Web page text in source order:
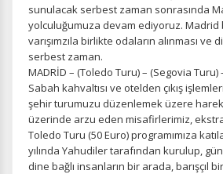
sunulacak serbest zaman sonrasında
yolculuğumuza devam ediyoruz. Madrid
varışımzıla birlikte odaların alınması ve
serbest zaman.
MADRİD – (Toledo Turu) – (Segovia Turu)
Sabah kahvaltısı ve otelden çıkış
şehir turumuzu düzenlemek üzere
üzerinde arzu eden misafirlerimiz,
Toledo Turu (50 Euro) programımıza
yılında Yahudiler tarafından kurulup,
dine bağlı insanların bir arada, barışçıl